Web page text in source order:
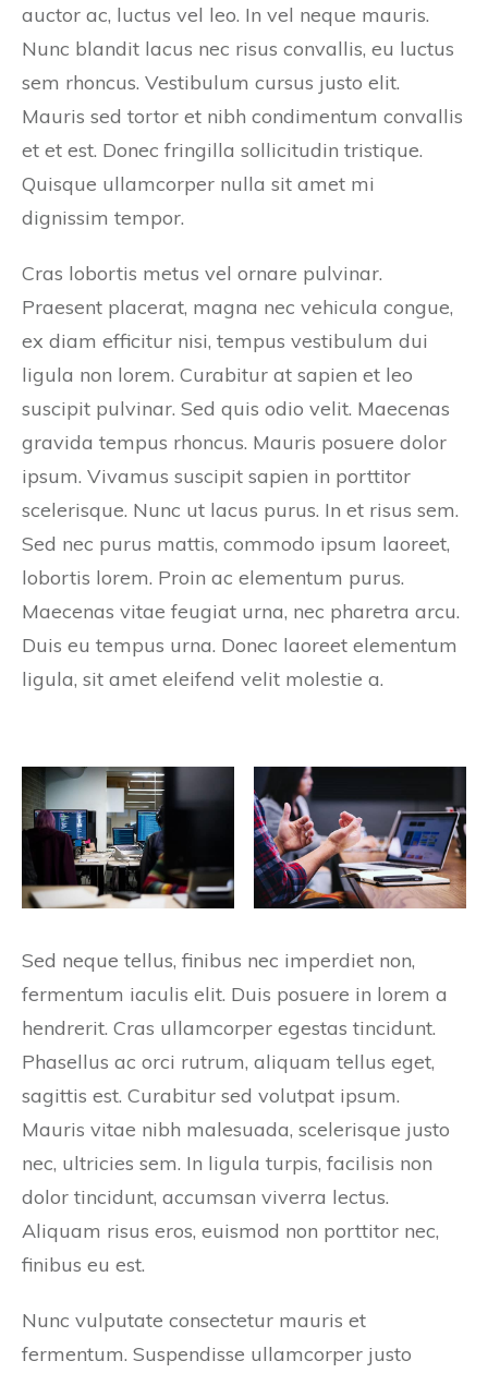
auctor ac, luctus vel leo. In vel neque mauris.
Nunc blandit lacus nec risus convallis, eu luctus
sem rhoncus. Vestibulum cursus justo elit.
Mauris sed tortor et nibh condimentum convallis
et et est. Donec fringilla sollicitudin tristique.
Quisque ullamcorper nulla sit amet mi
dignissim tempor.
Cras lobortis metus vel ornare pulvinar.
Praesent placerat, magna nec vehicula congue,
ex diam efficitur nisi, tempus vestibulum dui
ligula non lorem. Curabitur at sapien et leo
suscipit pulvinar. Sed quis odio velit. Maecenas
gravida tempus rhoncus. Mauris posuere dolor
ipsum. Vivamus suscipit sapien in porttitor
scelerisque. Nunc ut lacus purus. In et risus sem.
Sed nec purus mattis, commodo ipsum laoreet,
lobortis lorem. Proin ac elementum purus.
Maecenas vitae feugiat urna, nec pharetra arcu.
Duis eu tempus urna. Donec laoreet elementum
ligula, sit amet eleifend velit molestie a.
Sed neque tellus, finibus nec imperdiet non,
fermentum iaculis elit. Duis posuere in lorem a
hendrerit. Cras ullamcorper egestas tincidunt.
Phasellus ac orci rutrum, aliquam tellus eget,
sagittis est. Curabitur sed volutpat ipsum.
Mauris vitae nibh malesuada, scelerisque justo
nec, ultricies sem. In ligula turpis, facilisis non
dolor tincidunt, accumsan viverra lectus.
Aliquam risus eros, euismod non porttitor nec,
finibus eu est.
Nunc vulputate consectetur mauris et
fermentum. Suspendisse ullamcorper justo